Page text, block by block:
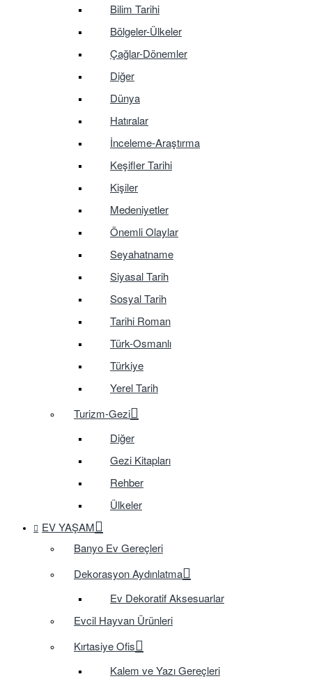
Bilim Tarihi
Bölgeler-Ülkeler
Çağlar-Dönemler
Diğer
Dünya
Hatıralar
İnceleme-Araştırma
Keşifler Tarihi
Kişiler
Medeniyetler
Önemli Olaylar
Seyahatname
Siyasal Tarih
Sosyal Tarih
Tarihi Roman
Türk-Osmanlı
Türkiye
Yerel Tarih
Turizm-Gezi
Diğer
Gezi Kitapları
Rehber
Ülkeler
EV YAŞAM
Banyo Ev Gereçleri
Dekorasyon Aydınlatma
Ev Dekoratif Aksesuarlar
Evcil Hayvan Ürünleri
Kırtasiye Ofis
Kalem ve Yazı Gereçleri